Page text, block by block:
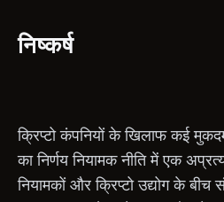
निष्कर्ष
क्रिप्टो कंपनियों के खिलाफ कई
का निर्णय नियामक नीति में एक
नियामकों और क्रिप्टो उद्योग के